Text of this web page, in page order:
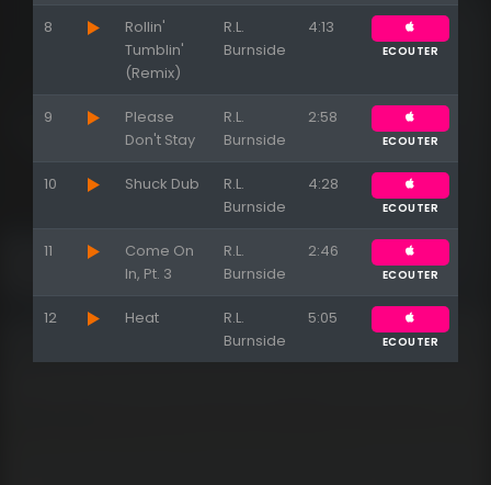
8
Rollin'
Tumblin'
(Remix)
R.L.
Burnside
4:13
ECOUTER
9
Please
Don't Stay
R.L.
Burnside
2:58
ECOUTER
10 Shuck Dub
R.L.
Burnside
4:28
ECOUTER
11
Come On
In, Pt. 3
R.L.
Burnside
2:46
ECOUTER
12 Heat
R.L.
Burnside
5:05
ECOUTER